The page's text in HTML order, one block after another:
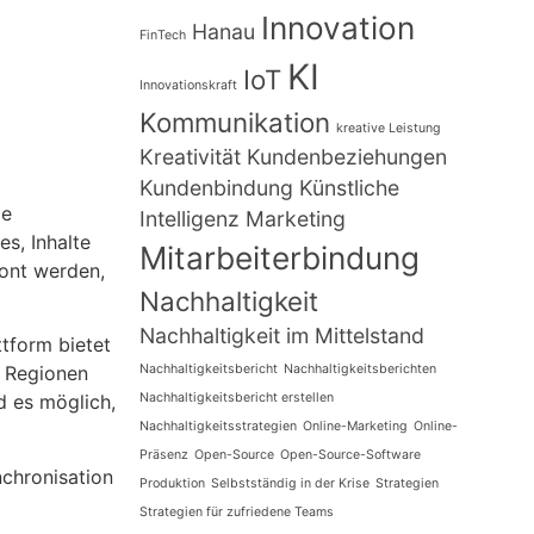
Inhalte
werden,
bietet
es möglich,
FinTech Hanau Innovation
Innovationskraft IoT KI
Kommunikation kreative Leistung
Kreativität Kundenbeziehungen
Kundenbindung Künstliche
Intelligenz Marketing
Mitarbeiterbindung
Nachhaltigkeit
Nachhaltigkeit im Mittelstand
Nachhaltigkeitsbericht Nachhaltigkeitsberichten
Nachhaltigkeitsbericht erstellen
Nachhaltigkeitsstrategien Online-Marketing Online-
Präsenz Open-Source Open-Source-Software
Produktion Selbstständig in der Krise Strategien
Strategien für zufriedene Teams